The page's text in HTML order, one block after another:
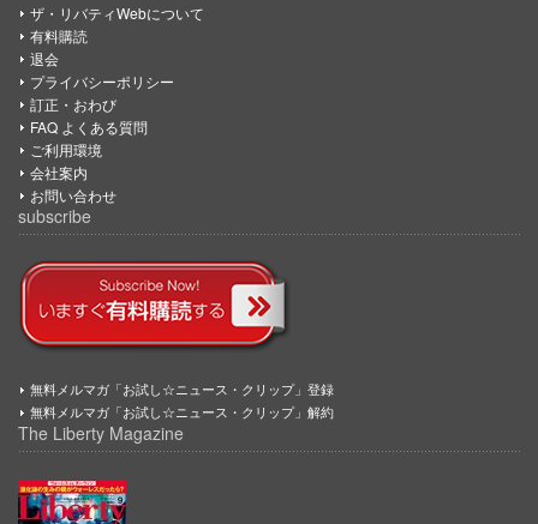
ザ・リバティWebについて
有料購読
退会
プライバシーポリシー
訂正・おわび
FAQ よくある質問
ご利用環境
会社案内
お問い合わせ
subscribe
無料メルマガ「お試し☆ニュース・クリップ」登録
無料メルマガ「お試し☆ニュース・クリップ」解約
The Liberty Magazine